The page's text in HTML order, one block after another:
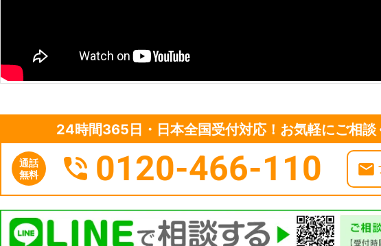
24時間365日・日本全国受付対応！お気軽にご相談
通話
無料
0120-466-110